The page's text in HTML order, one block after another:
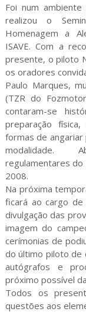
Foi num
realizou o
Homenagem a
ISAVE. Com a
presente, o piloto
os oradores
Paulo Marques,
(TZR do
contaram-se
preparação
formas de
modalidade.
regulamentares do
2008.
Na próxima
ficará ao cargo
divulgação das
imagem do
cerímonias de
do último piloto de
autógrafos e
próximo possível
Todos os
questões aos